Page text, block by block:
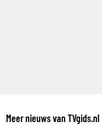
Meer nieuws van TVgids.nl